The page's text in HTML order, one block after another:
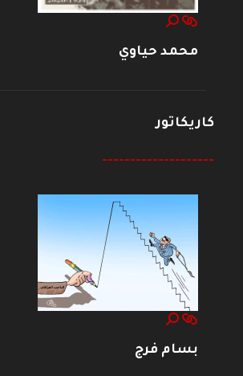
محمد حياوي
كاريكاتور
--------------------
بسام فرج